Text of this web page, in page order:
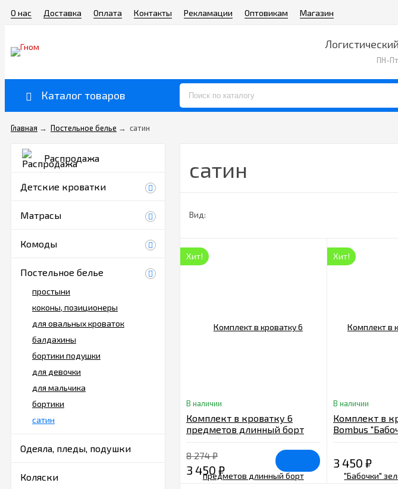
О нас Доставка Оплата Контакты Рекламации Оптовикам Магазин
ПН-
Каталог товаров
Главная → Постельное белье → сатин
Распродажа
Детские кроватки
Матрасы
Комоды
Постельное белье
простыни
коконы, позиционеры
для овальных кроваток
балдахины
бортики подушки
для девочки
для мальчика
бортики
сатин
Одеяла, пледы, подушки
Коляски
сатин
Вид:
Хит!
В наличии
Комплект в кроватку 6
предметов длинный борт
Балерина, Арт. 6/10V2R49 6P
LB С, крем
8 274₽
3 450 ₽
Хит!
В наличии
Комплект в
Bombus
3 450 ₽